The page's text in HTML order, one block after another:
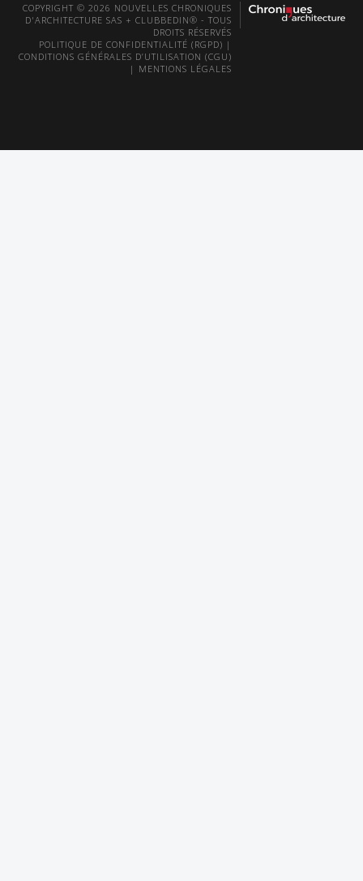
COPYRIGHT © 2026 NOUVELLES CHRONIQUES
D'ARCHITECTURE SAS + CLUBBEDIN® - TOUS
DROITS RÉSERVÉS
POLITIQUE DE CONFIDENTIALITÉ (RGPD) |
CONDITIONS GÉNÉRALES D’UTILISATION (CGU)
| MENTIONS LÉGALES